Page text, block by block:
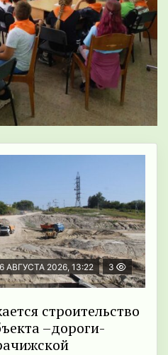
6 АВГУСТА 2026, 13:22 3
строительство
–дороги-